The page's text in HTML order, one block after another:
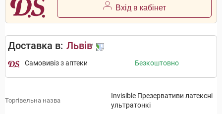
Вхід в кабінет
Доставка в: Львів
Самовивіз з аптеки Безкоштовно
Торгівельна назва
Invisible Презервативи латексні
ультратонкі